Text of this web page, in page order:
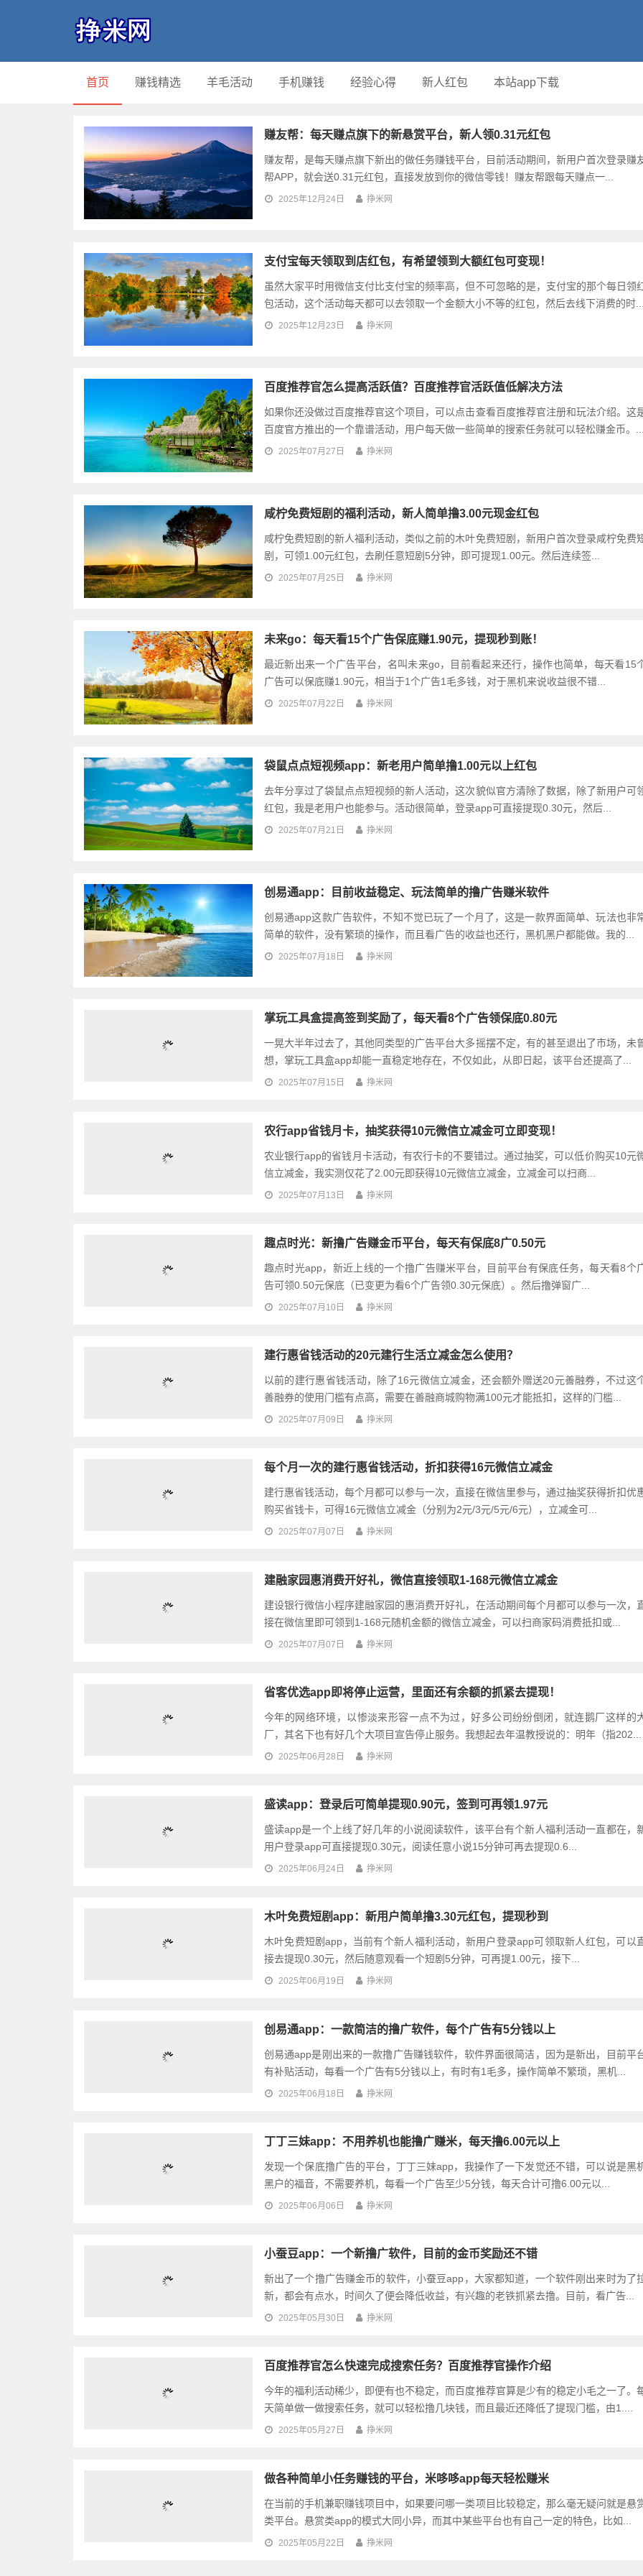
首页 赚钱精选 羊毛活动 手机赚钱 经验心得 新人红包 本站app下载
赚友帮：每天赚点旗下的新悬赏平台，新人领0.31元红包
赚友帮，是每天赚点旗下新出的做任务赚钱平台，目前活动期间，新用户首次登录赚
帮APP，就会送0.31元红包，直接发放到你的微信零钱！赚友帮跟每天赚点一...
2025年12月24日 挣米网
支付宝每天领取到店红包，有希望领到大额红包可变现！
虽然大家平时用微信支付比支付宝的频率高，但不可忽略的是，支付宝的那个每日领
包活动，这个活动每天都可以去领取一个金额大小不等的红包，然后去线下消费的时
2025年12月23日 挣米网
百度推荐官怎么提高活跃值？百度推荐官活跃值低解决方法
如果你还没做过百度推荐官这个项目，可以点击查看百度推荐官注册和玩法介绍。这
百度官方推出的一个靠谱活动，用户每天做一些简单的搜索任务就可以轻松赚金币。
2025年07月27日 挣米网
咸柠免费短剧的福利活动，新人简单撸3.00元现金红包
咸柠免费短剧的新人福利活动，类似之前的木叶免费短剧，新用户首次登录咸柠免费
剧，可领1.00元红包，去刷任意短剧5分钟，即可提现1.00元。然后连续签...
2025年07月25日 挣米网
未来go：每天看15个广告保底赚1.90元，提现秒到账！
最近新出来一个广告平台，名叫未来go，目前看起来还行，操作也简单，每天看15
广告可以保底赚1.90元，相当于1个广告1毛多钱，对于黑机来说收益很不错...
2025年07月22日 挣米网
袋鼠点点短视频app：新老用户简单撸1.00元以上红包
去年分享过了袋鼠点点短视频的新人活动，这次貌似官方清除了数据，除了新用户可
红包，我是老用户也能参与。活动很简单，登录app可直接提现0.30元，然后...
2025年07月21日 挣米网
创易通app：目前收益稳定、玩法简单的撸广告赚米软件
创易通app这款广告软件，不知不觉已玩了一个月了，这是一款界面简单、玩法也非
简单的软件，没有繁琐的操作，而且看广告的收益也还行，黑机黑户都能做。我的...
2025年07月18日 挣米网
掌玩工具盒提高签到奖励了，每天看8个广告领保底0.80元
一晃大半年过去了，其他同类型的广告平台大多摇摆不定，有的甚至退出了市场，未
想，掌玩工具盒app却能一直稳定地存在，不仅如此，从即日起，该平台还提高了...
2025年07月15日 挣米网
农行app省钱月卡，抽奖获得10元微信立减金可立即变现！
农业银行app的省钱月卡活动，有农行卡的不要错过。通过抽奖，可以低价购买10元
信立减金，我实测仅花了2.00元即获得10元微信立减金，立减金可以扫商...
2025年07月13日 挣米网
趣点时光：新撸广告赚金币平台，每天有保底8广0.50元
趣点时光app，新近上线的一个撸广告赚米平台，目前平台有保底任务，每天看8个
告可领0.50元保底（已变更为看6个广告领0.30元保底）。然后撸弹窗广...
2025年07月10日 挣米网
建行惠省钱活动的20元建行生活立减金怎么使用？
以前的建行惠省钱活动，除了16元微信立减金，还会额外赠送20元善融券，不过这
善融券的使用门槛有点高，需要在善融商城购物满100元才能抵扣，这样的门槛...
2025年07月09日 挣米网
每个月一次的建行惠省钱活动，折扣获得16元微信立减金
建行惠省钱活动，每个月都可以参与一次，直接在微信里参与，通过抽奖获得折扣优
购买省钱卡，可得16元微信立减金（分别为2元/3元/5元/6元），立减金可...
2025年07月07日 挣米网
建融家园惠消费开好礼，微信直接领取1-168元微信立减金
建设银行微信小程序建融家园的惠消费开好礼，在活动期间每个月都可以参与一次，
接在微信里即可领到1-168元随机金额的微信立减金，可以扫商家码消费抵扣或...
2025年07月07日 挣米网
省客优选app即将停止运营，里面还有余额的抓紧去提现！
今年的网络环境，以惨淡来形容一点不为过，好多公司纷纷倒闭，就连鹅厂这样的
厂，其名下也有好几个大项目宣告停止服务。我想起去年温教授说的：明年（指202...
2025年06月28日 挣米网
盛读app：登录后可简单提现0.90元，签到可再领1.97元
盛读app是一个上线了好几年的小说阅读软件，该平台有个新人福利活动一直都在，
用户登录app可直接提现0.30元，阅读任意小说15分钟可再去提现0.6...
2025年06月24日 挣米网
木叶免费短剧app：新用户简单撸3.30元红包，提现秒到
木叶免费短剧app，当前有个新人福利活动，新用户登录app可领取新人红包，可以
接去提现0.30元，然后随意观看一个短剧5分钟，可再提1.00元，接下...
2025年06月19日 挣米网
创易通app：一款简洁的撸广软件，每个广告有5分钱以上
创易通app是刚出来的一款撸广告赚钱软件，软件界面很简洁，因为是新出，目前平
有补贴活动，每看一个广告有5分钱以上，有时有1毛多，操作简单不繁琐，黑机...
2025年06月18日 挣米网
丁丁三妹app：不用养机也能撸广赚米，每天撸6.00元以上
发现一个保底撸广告的平台，丁丁三妹app，我操作了一下发觉还不错，可以说是黑
黑户的福音，不需要养机，每看一个广告至少5分钱，每天合计可撸6.00元以...
2025年06月06日 挣米网
小蚕豆app：一个新撸广软件，目前的金币奖励还不错
新出了一个撸广告赚金币的软件，小蚕豆app，大家都知道，一个软件刚出来时为了
新，都会有点水，时间久了便会降低收益，有兴趣的老铁抓紧去撸。目前，看广告...
2025年05月30日 挣米网
百度推荐官怎么快速完成搜索任务？百度推荐官操作介绍
今年的福利活动稀少，即便有也不稳定，而百度推荐官算是少有的稳定小毛之一了。
天简单做一做搜索任务，就可以轻松撸几块钱，而且最近还降低了提现门槛，由1....
2025年05月27日 挣米网
做各种简单小任务赚钱的平台，米哆哆app每天轻松赚米
在当前的手机兼职赚钱项目中，如果要问哪一类项目比较稳定，那么毫无疑问就是悬
类平台。悬赏类app的模式大同小异，而其中某些平台也有自己一定的特色，比如...
2025年05月22日 挣米网